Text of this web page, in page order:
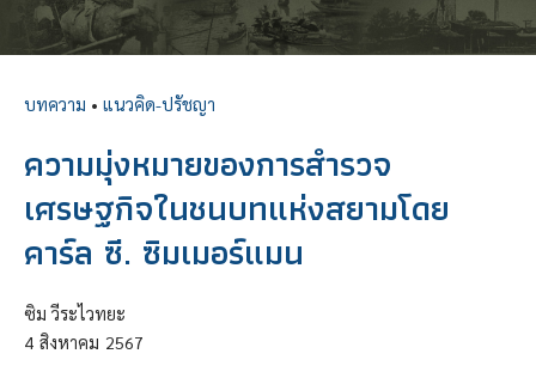
บทความ • แนวคิด-ปรัชญา
ความมุ่งหมายของการสำรวจ
เศรษฐกิจในชนบทแห่งสยามโดย
คาร์ล ซี. ซิมเมอร์แมน
ซิม วีระไวทยะ
4 สิงหาคม 2567